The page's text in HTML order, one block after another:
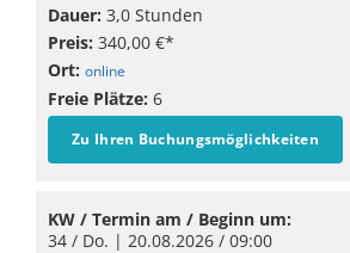
Dauer: 3,0 Stunden
Preis: 340,00 €*
Ort: online
Freie Plätze: 6
Zu Ihren Buchungsmöglichkeiten
KW / Termin am / Beginn um:
34 / Do. | 20.08.2026 / 09:00